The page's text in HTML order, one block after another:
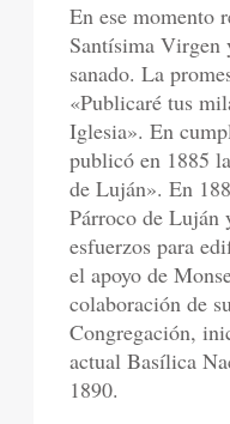
En ese momento
Santísima Virgen
sanado. La
«Publicaré tus
Iglesia». En
publicó en 1885
de Luján». En
Párroco de Luján
esfuerzos para
el apoyo de
colaboración de
Congregación,
actual Basílica
1890.